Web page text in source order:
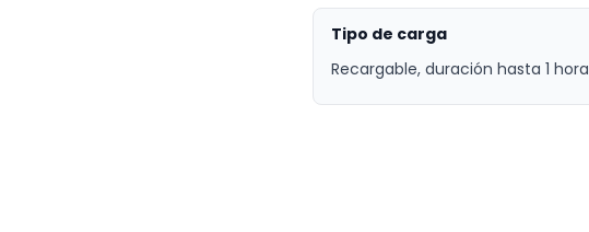
Tipo de carga
Recargable, duración hasta 1 hora